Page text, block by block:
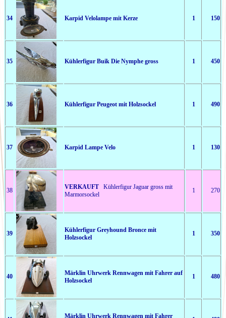
34 Karpid Velolampe mit Kerze 1 150
35 Kühlerfigur Buik Die Nymphe gross 1 450
36 Kühlerfigur Peugeot mit Holzsockel 1 490
37 Karpid Lampe Velo 1 130
38 VERKAUFT Kühlerfigur Jaguar gross mit
Marmorsockel
1 270
39
Kühlerfigur Greyhound Bronce mit
Holzsockel
1 350
40
Märklin Uhrwerk Rennwagen mit Fahrer auf
Holzsockel
1 480
Märklin Uhrwerk Rennwagen mit Fahrer